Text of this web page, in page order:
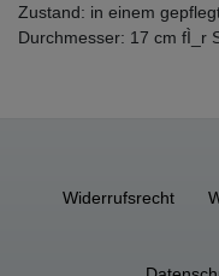
Zustand: in einem
Durchmesser: 17 cm fÌ_r
Widerrufs­recht